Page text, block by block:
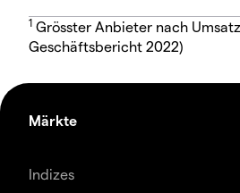
1 Grösster Anbieter nach
Geschäftsbericht 2022)
Märkte
Indizes